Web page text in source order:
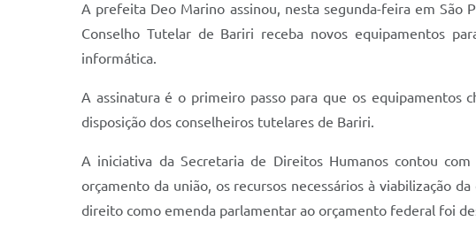
A prefeita Deo Marino assinou, nesta segunda-feira em São
Conselho Tutelar de Bariri receba novos equipamentos
informática.
A assinatura é o primeiro passo para que os equipamentos
disposição dos conselheiros tutelares de Bariri.
A iniciativa da Secretaria de Direitos Humanos contou
orçamento da união, os recursos necessários à viabilização
direito como emenda parlamentar ao orçamento federal foi